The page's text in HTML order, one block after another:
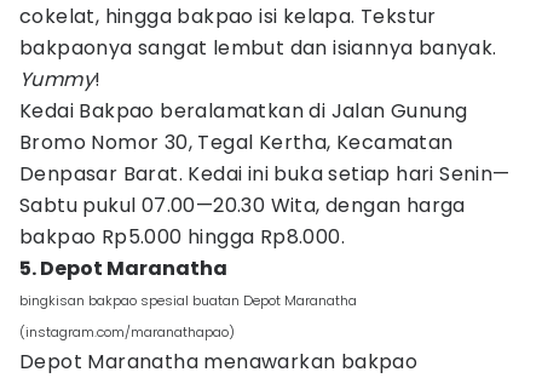
cokelat, hingga bakpao isi kelapa. Tekstur
bakpaonya sangat lembut dan isiannya banyak.
Yummy!
Kedai Bakpao beralamatkan di Jalan Gunung
Bromo Nomor 30, Tegal Kertha, Kecamatan
Denpasar Barat. Kedai ini buka setiap hari Senin—
Sabtu pukul 07.00—20.30 Wita, dengan harga
bakpao Rp5.000 hingga Rp8.000.
5. Depot Maranatha
bingkisan bakpao spesial buatan Depot Maranatha
(instagram.com/maranathapao)
Depot Maranatha menawarkan bakpao